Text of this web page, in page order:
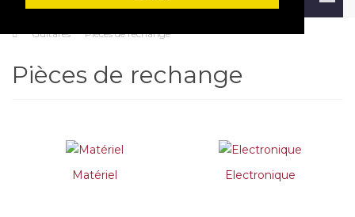
Guitares Pièces de rechange
Pièces de rechange
Matériel Electronique